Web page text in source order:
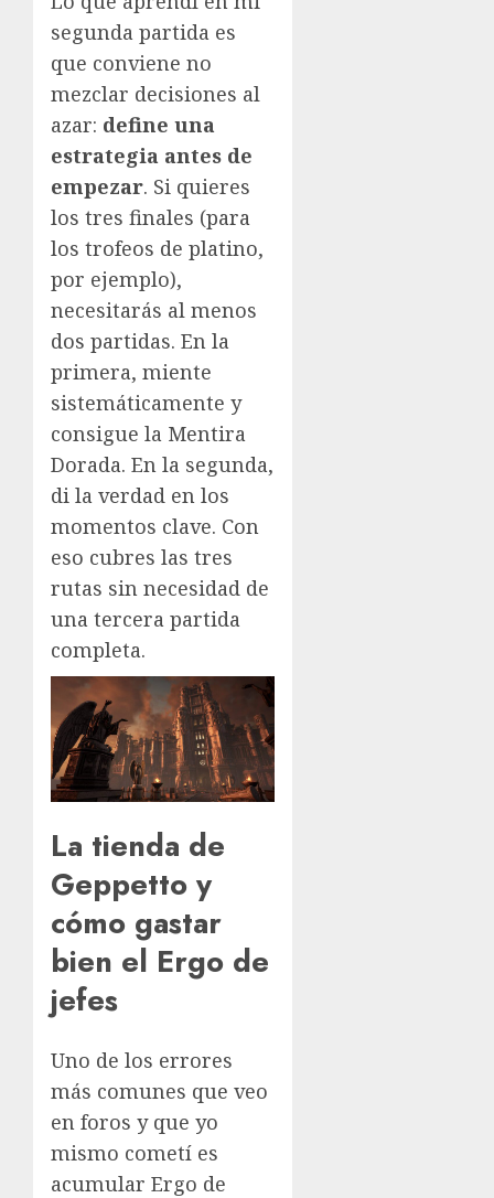
segunda partida es
que conviene no
mezclar decisiones al
azar: define una
estrategia antes de
empezar. Si quieres
los tres finales (para
los trofeos de platino,
por ejemplo),
necesitarás al menos
dos partidas. En la
primera, miente
sistemáticamente y
consigue la Mentira
Dorada. En la segunda,
di la verdad en los
momentos clave. Con
eso cubres las tres
rutas sin necesidad de
una tercera partida
completa.
La tienda de
Geppetto y
cómo gastar
bien el Ergo de
jefes
Uno de los errores
más comunes que veo
en foros y que yo
mismo cometí es
acumular Ergo de